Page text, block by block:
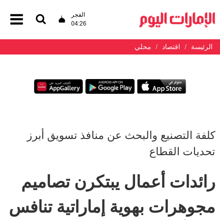
الفجر
04:26
الرئيسة اقتصاد محلي
كلفة التصنيع والبحث عن منافذ تسويق أبرز
تحديات القطاع
رائدات أعمال يبتكرن تصاميم
مجوهرات بهوية إماراتية تنافس